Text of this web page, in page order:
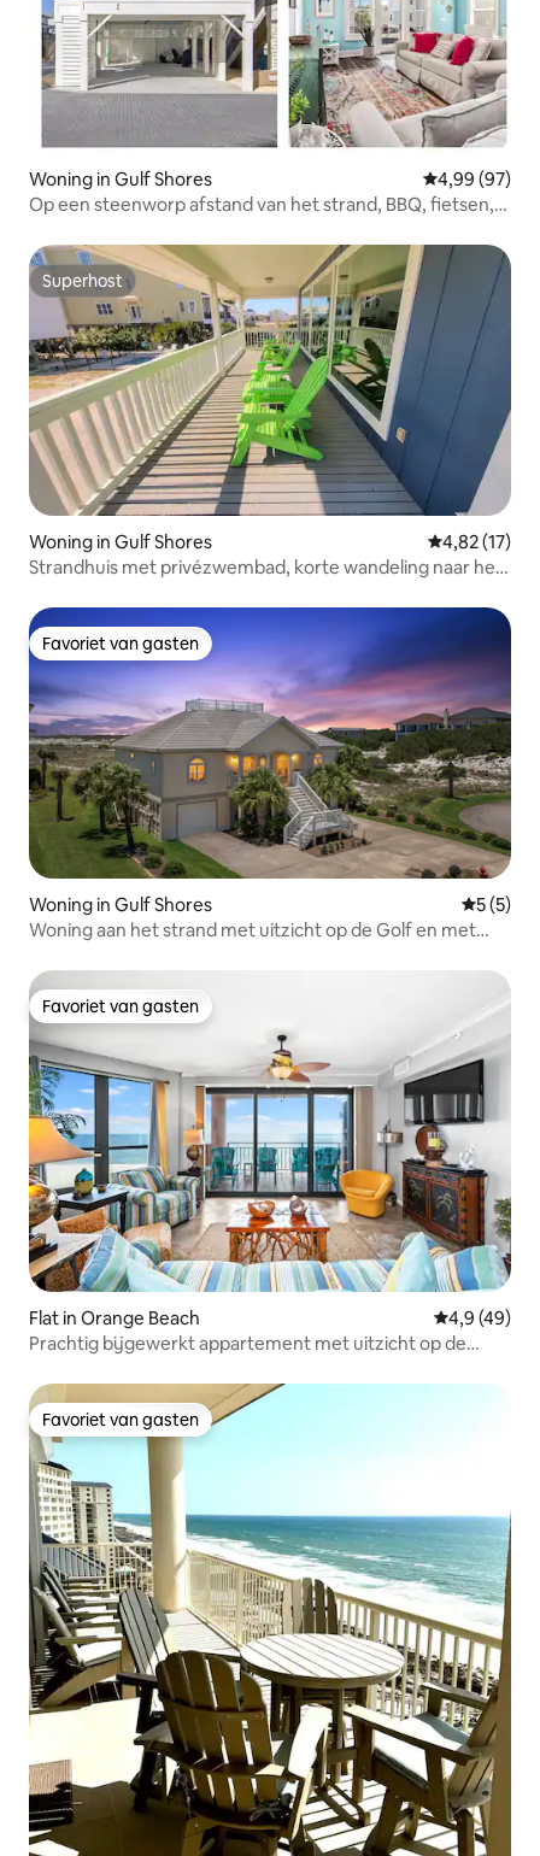
Woning in Gulf Shores Gemiddelde
4,99 (97)
Op een steenworp afstand van het strand, BBQ, fietsen,
Superhost
Superhost
Woning in Gulf Shores Gemiddelde
4,82 (17)
Strandhuis met privézwembad, korte wandeling naar het
Favoriet van gasten
Favoriet van gasten
Woning in Gulf Shores
5 (5)
Woning aan het strand met uitzicht op de Golf en met
Favoriet van gasten
Favoriet van gasten
Flat in Orange Beach Gemiddelde
4,9 (49)
Prachtig bijgewerkt appartement met uitzicht op de
Favoriet van gasten
Favoriet van gasten